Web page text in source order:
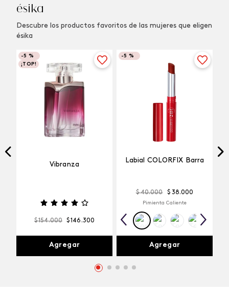
ésika
Descubre los productos favoritos de las mujeres que eligen
ésika
-5 %
¡TOP!
Vibranza
$154.000 $146 .300
Agregar
-5 %
Labial COLORFIX Barra
$ 40.000 $ 38.000
Pimienta Caliente
Agregar